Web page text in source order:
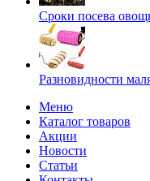
Сроки посева
Разновидности
Меню
Каталог товаров
Акции
Новости
Статьи